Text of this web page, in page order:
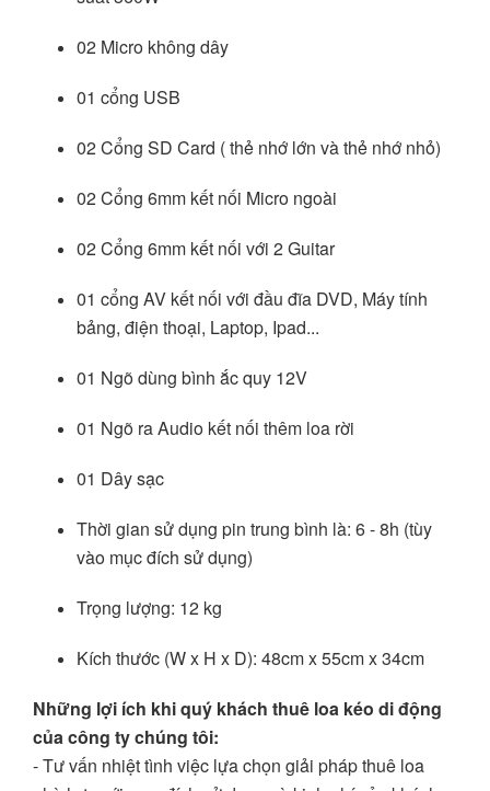
02 Micro không dây
01 cổng USB
02 Cổng SD Card ( thẻ nhớ lớn và thẻ nhớ nhỏ)
02 Cổng 6mm kết nối Micro ngoài
02 Cổng 6mm kết nối với 2 Guitar
01 cổng AV kết nối với đầu đĩa DVD, Máy tính
bảng, điện thoại, Laptop, Ipad...
01 Ngõ dùng bình ắc quy 12V
01 Ngõ ra Audio kết nối thêm loa rời
01 Dây sạc
Thời gian sử dụng pin trung bình là: 6 - 8h (tùy
vào mục đích sử dụng)
Trọng lượng: 12 kg
Kích thước (W x H x D): 48cm x 55cm x 34cm
Những lợi ích khi quý khách thuê loa kéo di động
của công ty chúng tôi:
- Tư vấn nhiệt tình việc lựa chọn giải pháp thuê loa